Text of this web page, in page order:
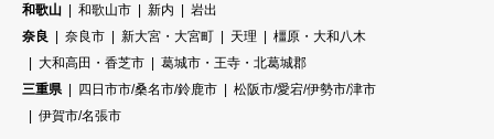
和歌山
和歌山市 新内
岩出
奈良
奈良市 新大宮・大宮町 天理
橿原・大和八木
大和高田・香芝市
葛城市・王寺・北葛城郡
三重県
四日市市/桑名市/鈴鹿市
松阪市/愛宕/伊勢市/津市
伊賀市/名張市